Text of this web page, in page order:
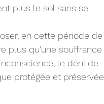
plus le sol sans se
en cette période de
plus qu'une souffrance
le déni de
protégée et préservée